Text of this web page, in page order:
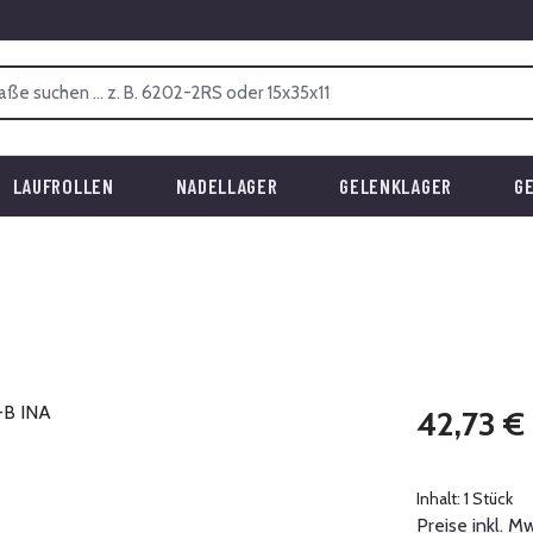
LAUFROLLEN NADELLAGER GELENKLAGER
Regulärer Preis:
42,73 €
Inhalt: 1 Stück
Preise inkl.